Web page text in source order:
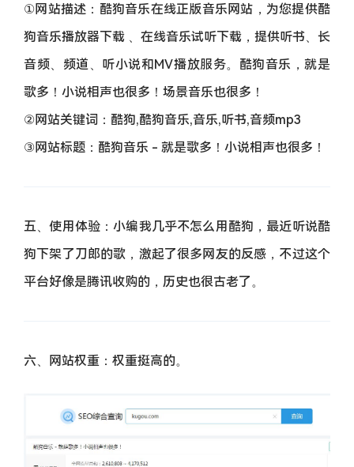
①网站描述：酷狗音乐在线正版音乐网站，为您提供酷
狗音乐播放器下载 、在线音乐试听下载，提供听书、长
音频、频道、听小说和MV播放服务。酷狗音乐，就是
歌多！小说相声也很多！场景音乐也很多！
②网站关键词：酷狗,酷狗音乐,音乐,听书,音频mp3
③网站标题：酷狗音乐 - 就是歌多！小说相声也很多！
五、使用体验：小编我几乎不怎么用酷狗，最近听说酷
狗下架了刀郎的歌，激起了很多网友的反感，不过这个
平台好像是腾讯收购的，历史也很古老了。
六、网站权重：权重挺高的。